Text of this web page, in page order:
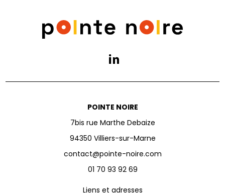
POINTE NOIRE
7bis rue Marthe Debaize
94350 Villiers-sur-Marne
contact@pointe-noire.com
01 70 93 92 69
Liens et adresses